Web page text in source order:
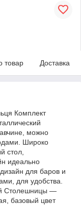
товар Доставка
Комплект
можно
Широко
стол,
идеально
для баров и
для удобства.
Столешницы —
базовый цвет